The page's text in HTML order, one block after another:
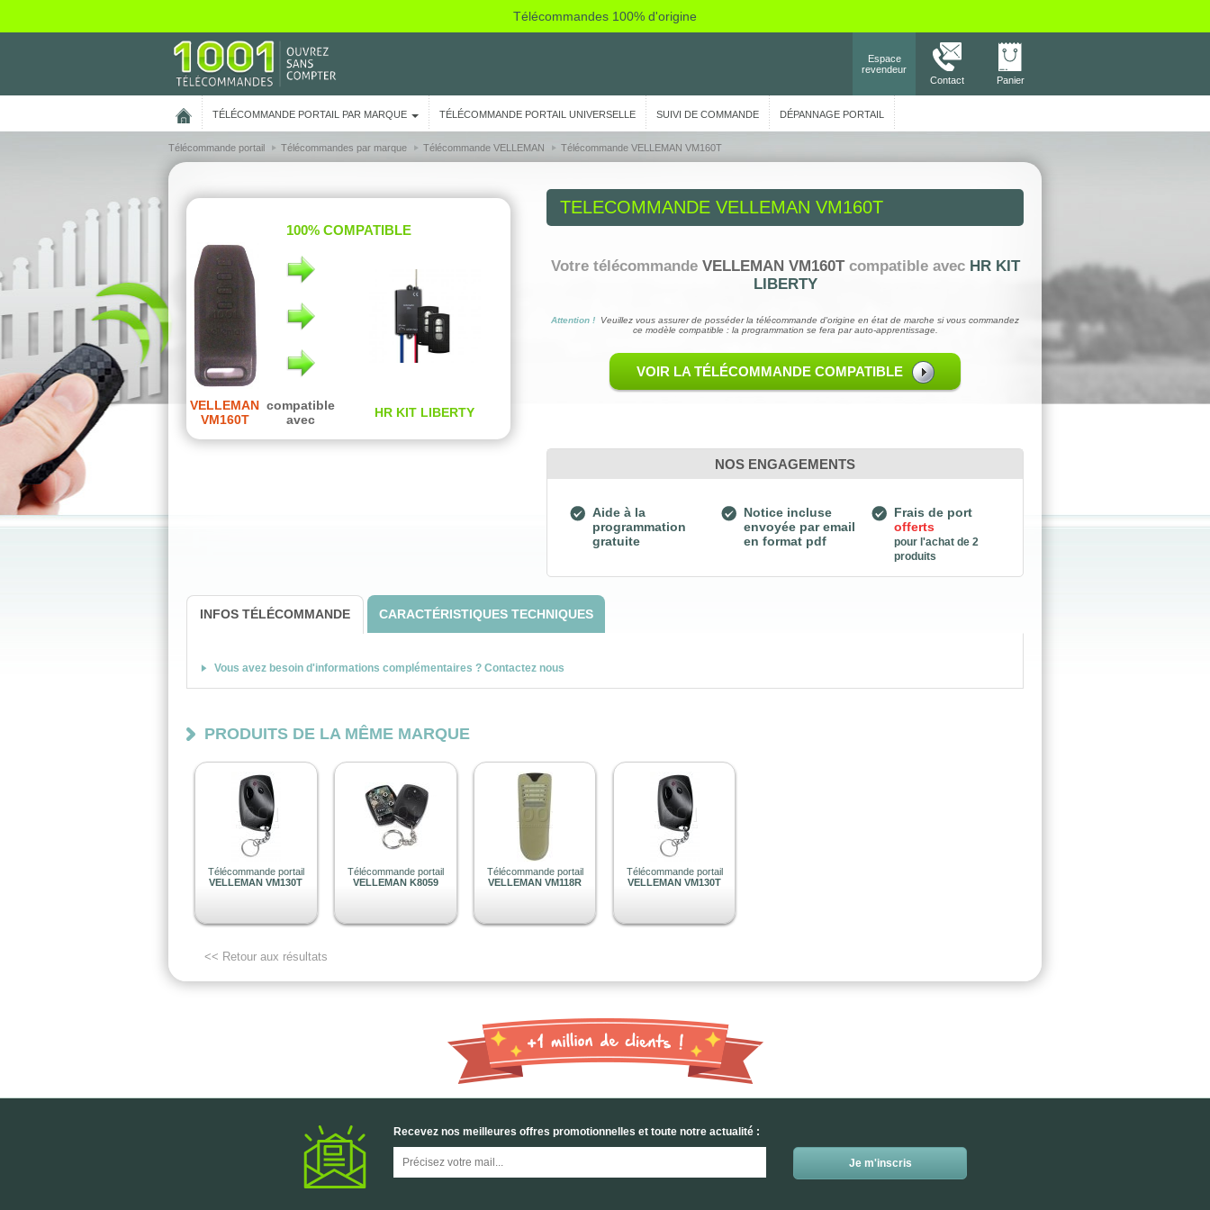
Télécommandes 100% d'origine
Espace
revendeur
Contact
Panier
TÉLÉCOMMANDE PORTAIL PAR MARQUE TÉLÉCOMMANDE PORTAIL UNIVERSELLE SUIVI DE COMMANDE DÉPANNAGE PORTAIL
Télécommande portail Télécommandes par marque Télécommande VELLEMAN Télécommande VELLEMAN VM160T
100% COMPATIBLE
VELLEMAN
VM160T
compatible
avec
HR KIT LIBERTY
TELECOMMANDE VELLEMAN VM160T
Votre télécommande VELLEMAN VM160Tcompatible avec HR KIT
LIBERTY
Attention ! Veuillez vous assurer de posséder la télécommande d'origine en état de marche si vous commandez
ce modèle compatible : la programmation se fera par auto-apprentissage.
VOIR LA TÉLÉCOMMANDE COMPATIBLE
NOS ENGAGEMENTS
Aide à la
programmation
gratuite
Notice incluse
envoyée par email
en format pdf
Frais de port
offerts
pour l'achat de 2
produits
INFOS TÉLÉCOMMANDE CARACTÉRISTIQUES TECHNIQUES
Vous avez besoin d'informations complémentaires ? Contactez nous
PRODUITS DE LA MÊME MARQUE
Télécommande portail
VELLEMAN VM130T
Télécommande portail
VELLEMAN K8059
Télécommande portail
VELLEMAN VM118R
Télécommande portail
VELLEMAN VM130T
<< Retour aux résultats
Recevez nos meilleures offres promotionnelles et toute notre actualité :